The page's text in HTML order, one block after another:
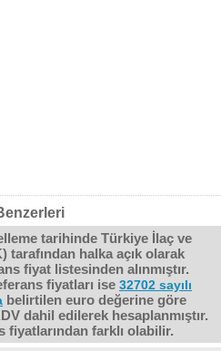
tarihinde Türkiye İlaç ve
tarafından halka açık olarak
fiyat listesinden alınmıştır.
fiyatları ise 32702 sayılı
belirtilen euro değerine göre
dahil edilerek hesaplanmıştır.
fiyatlarından farklı olabilir.